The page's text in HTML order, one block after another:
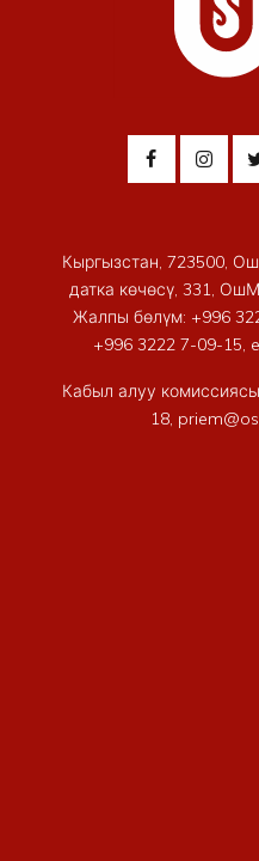
Кыргызстан, 723500,
датка көчөсү, 331,
Жалпы бөлүм: +996
+996 3222 7-09-15,
Кабыл алуу
18,